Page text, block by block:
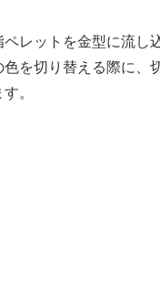
レットを金型に流
を切り替える際に
。